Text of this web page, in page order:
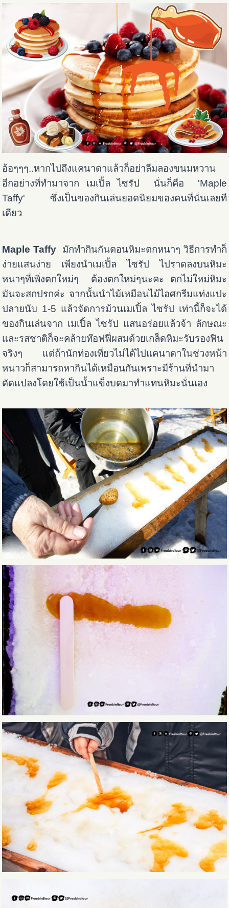
อ้อๆๆๆ..หากไปถึงแคนาดาแล้วก็อย่าลืมลองขนมหวาน
อีกอย่างที่ทำมาจาก เมเปิ้ล ไซรัป นั่นก็คือ 'Maple
Taffy' ซึ่งเป็นของกินเล่นยอดนิยมของคนที่นั่นเลยที
เดียว
Maple Taffy
มักทำกินกันตอนหิมะตกหนาๆ วิธีการทำก็
ง่ายแสนง่าย เพียงนำเมเปิ้ล ไซรัป ไปราดลงบนหิมะ
หนาๆที่เพิ่งตกใหม่ๆ ต้องตกใหม่ๆนะคะ ตกไม่ใหม่หิมะ
มันจะสกปรกค่ะ จากนั้นนำไม้เหมือนไม้ไอศกรีมแท่งแปะ
ปลายนับ 1-5 แล้วจัดการม้วนเมเปิ้ล ไซรัป เท่านี้ก็จะได้
ของกินเล่นจาก เมเปิ้ล ไซรัป แสนอร่อยแล้วจ้า ลักษณะ
และรสชาติก็จะคล้ายท๊อฟฟี่ผสมด้วยเกล็ดหิมะรับรองฟิน
จริงๆ แต่ถ้านักท่องเที่ยวไม่ได้ไปแคนาดาในช่วงหน้า
หนาวก็สามารถหากินได้เหมือนกันเพราะมีร้านที่นำมา
ดัดแปลงโดยใช้เป็นน้ำแข็งบดมาทำแทนหิมะนั่นเอง